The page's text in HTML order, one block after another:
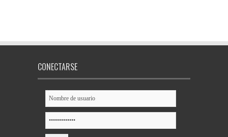
CONECTARSE